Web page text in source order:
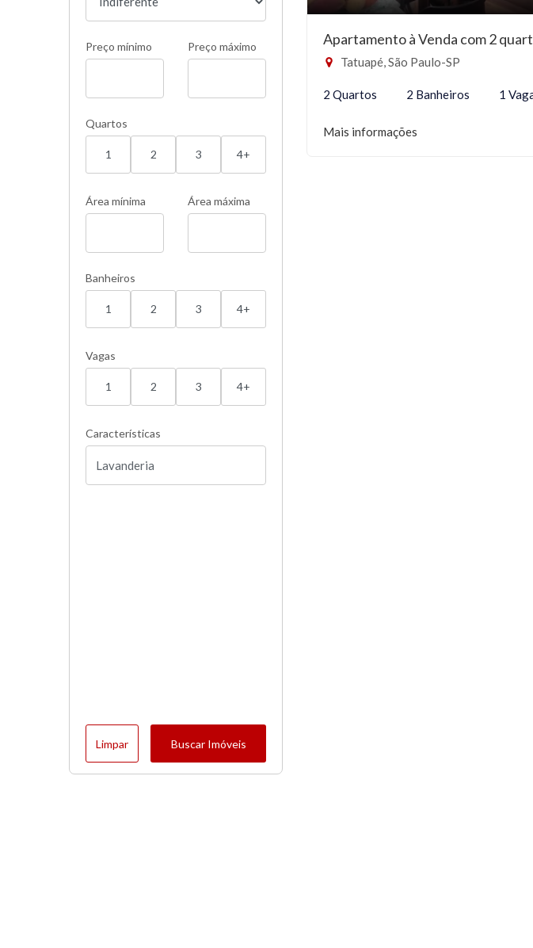
Preço mínimo Preço máximo
Quartos
1 2 3 4+
Área mínima Área máxima
Banheiros
1 2 3 4+
Vagas
1 2 3 4+
Características
Limpar Buscar Imóveis
Apartamento à Venda com 2
Tatuapé, São Paulo-SP
2 Quartos 2 Banheiros 1
Mais informações